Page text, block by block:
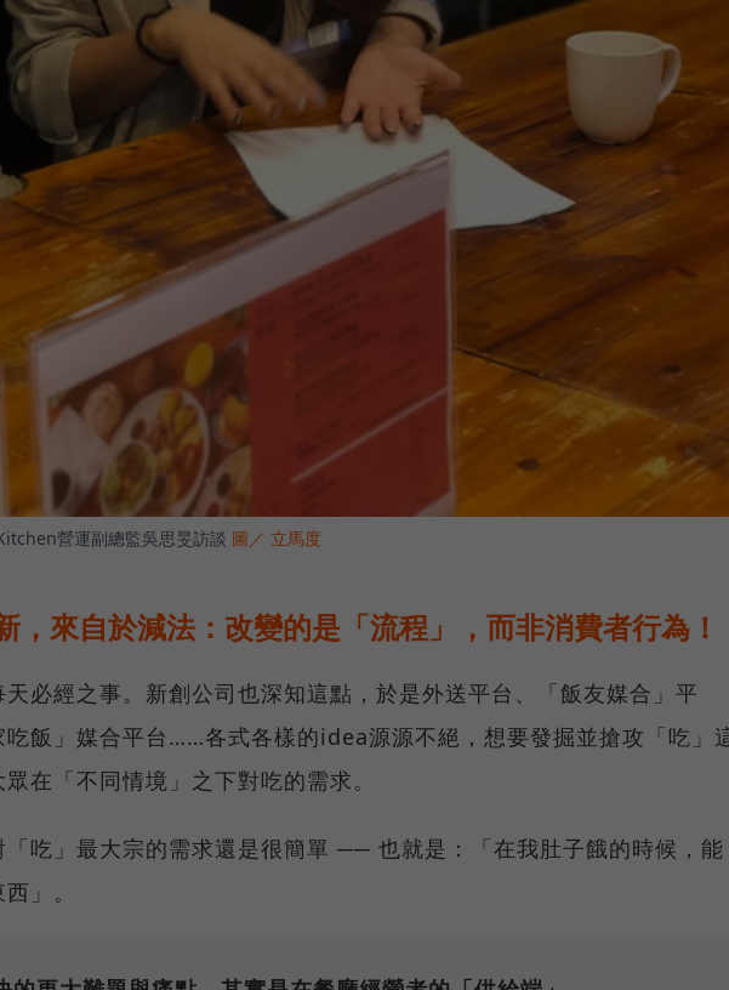
營運副總監吳思旻訪談 圖／ 立馬度
，來自於減法：改變的是「流程」，而非消費者行為！
天必經之事。新創公司也深知這點，於是外送平台、「飯友媒合」平
吃飯」媒合平台……各式各樣的idea源源不絕，想要發掘並搶攻「吃」
在「不同情境」之下對吃的需求。
「吃」最大宗的需求還是很簡單 ── 也就是：「在我肚子餓的時候，能
」。